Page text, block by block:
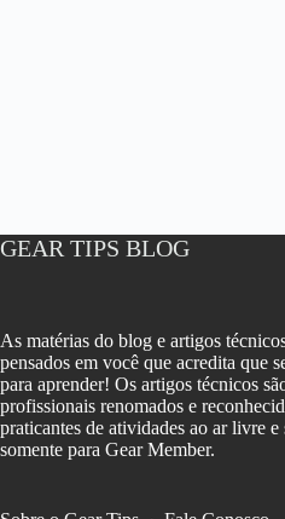
GEAR TIPS BLOG
As matérias do blog e artigos
pensados em você que acredita que
para aprender! Os artigos técnicos
profissionais renomados e
praticantes de atividades ao ar livre e
somente para Gear Member.